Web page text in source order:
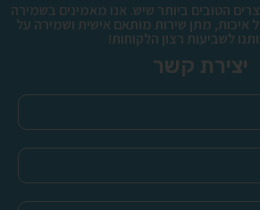
הטובים ביותר שיש. אנו מאמינים בשמירה
איכות, מתן שירות מותאם אישית ושמירה על
לשביעות רצון הלקוחות!
יצירת קשר